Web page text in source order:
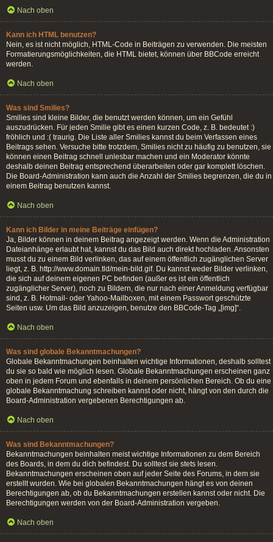
Nach oben
Kann ich HTML benutzen?
Nein, es ist nicht möglich, HTML-Code in Beiträgen zu verwenden. Die meisten
Formatierungsmöglichkeiten, die HTML bietet, können über BBCode erreicht
werden.
Nach oben
Was sind Smilies?
Smilies sind kleine Bilder, die benutzt werden können, um ein Gefühl
auszudrücken. Für jeden Smilie gibt es einen kurzen Code, z. B. bedeutet :)
fröhlich und :( traurig. Die Liste aller Smilies kannst du beim Verfassen eines
Beitrags sehen. Versuche bitte trotzdem, Smilies nicht zu häufig zu benutzen, sie
können einen Beitrag schnell unlesbar machen und ein Moderator könnte
deshalb deinen Beitrag entsprechend überarbeiten oder gar komplett löschen.
Die Board-Administration kann auch die Anzahl der Smilies begrenzen, die du in
einem Beitrag benutzen kannst.
Nach oben
Kann ich Bilder in meine Beiträge einfügen?
Ja, Bilder können in deinem Beitrag angezeigt werden. Wenn die Administration
Dateianhänge erlaubt hat, kannst du das Bild auch direkt hochladen. Ansonsten
musst du zu einem Bild verlinken, das auf einem öffentlich zugänglichen Server
liegt, z. B. http://www.domain.tld/mein-bild.gif. Du kannst weder Bilder verlinken,
die sich auf deinem eigenen PC befinden (außer es ist ein öffentlich
zugänglicher Server), noch zu Bildern, die nur nach einer Anmeldung verfügbar
sind, z. B. Hotmail- oder Yahoo-Mailboxen, mit einem Passwort geschützte
Seiten usw. Um das Bild anzuzeigen, benutze den BBCode-Tag „[img]“.
Nach oben
Was sind globale Bekanntmachungen?
Globale Bekanntmachungen beinhalten wichtige Informationen, deshalb solltest
du sie so bald wie möglich lesen. Globale Bekanntmachungen erscheinen ganz
oben in jedem Forum und ebenfalls in deinem persönlichen Bereich. Ob du eine
globale Bekanntmachung schreiben kannst oder nicht, hängt von den durch die
Board-Administration vergebenen Berechtigungen ab.
Nach oben
Was sind Bekanntmachungen?
Bekanntmachungen beinhalten meist wichtige Informationen zu dem Bereich
des Boards, in dem du dich befindest. Du solltest sie stets lesen.
Bekanntmachungen erscheinen oben auf jeder Seite des Forums, in dem sie
erstellt wurden. Wie bei globalen Bekanntmachungen hängt es von deinen
Berechtigungen ab, ob du Bekanntmachungen erstellen kannst oder nicht. Die
Berechtigungen werden von der Board-Administration vergeben.
Nach oben